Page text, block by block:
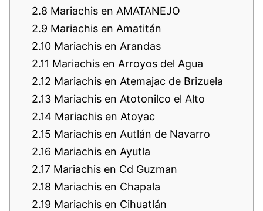
2.8 Mariachis en AMATANEJO
2.9 Mariachis en Amatitán
2.10 Mariachis en Arandas
2.11 Mariachis en Arroyos del Agua
2.12 Mariachis en Atemajac de Brizuela
2.13 Mariachis en Atotonilco el Alto
2.14 Mariachis en Atoyac
2.15 Mariachis en Autlán de Navarro
2.16 Mariachis en Ayutla
2.17 Mariachis en Cd Guzman
2.18 Mariachis en Chapala
2.19 Mariachis en Cihuatlán